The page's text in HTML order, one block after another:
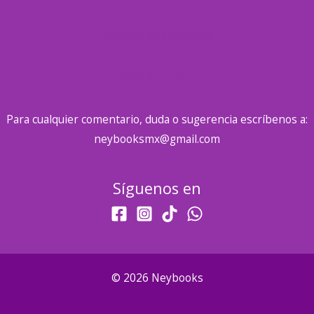
Para cualquier comentario, duda o sugerencia escríbenos a:
neybooksmx@gmail.com
Síguenos en
© 2026 Neybooks